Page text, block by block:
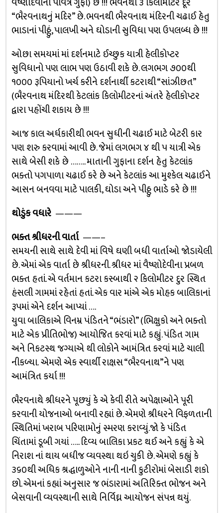
“ભૈરવનાથનું મદિર” છે. ભવનથી ભૈરવનાથ મંદિરની ચઢાઈ હેતુ
ભાડાનાં પીઠ્ઠું, પાલખી અને ઘોડાની સુવિધા પણ ઉપલબ્ધ છે !!!
ઓછા સમયમાં માં દર્શનમાટે ઈચ્છુક યાત્રી હેલીકોપ્ટર
સુવિધાનો પણ લાભ પણ ઉઠાવી શકે છે. લગભગ ૭૦૦થી
૧૦૦૦ રૂપિયાનો ખર્ચ કરીને દર્શનાર્થી કટરાથી “સાંઝીછત”
(ભૈરવનાથ મંદિરથી કેટલાંક કિલોમીટરનાં અંતરે હેલીકોપ્ટર
દ્વારા પહોંચી શકાય છે !!!
આજ કાલ અર્ધકારીથી ભવન સુધીની ચઢાઈ માટે બેટરી કાર
પણ શરુ કરવામાં આવી છે. જેમાં લગભગ ૪ થી ૫ યાત્રી એક
સાથે બેસી શકે છે …….. માતાની ગુફાના દર્શન હેતુ કેટલાંક
ભક્તો પગપાળા ચઢાઈ કરે છે અને કેટલાંક આ મુશ્કેલ ચઢાઈને
આસન બનવવા માટે પાલકી, ઘોડા અને પીઠ્ઠુ ભાડે કરે છે !!!
થોડુંક વધારે———
ભક્ત શ્રીધરની વાર્તા——–
સમયની સાથે સાથે દેવી માં વિષે ઘણી બધી વાર્તાઓ જોડાયેલી
છે. એમાં એક વાર્તા છે શ્રીધરની. શ્રીધર માં વૈષ્ણોદેવીના પ્રબળ
ભક્ત હતાં. એ વર્તમાન કટરા કસ્બાથી ૨ કિલોમીટર દુર સ્થિત
હંસલી ગામમાં રહેતાં હતાં. એક વાર માંએ એક મોહક બાલિકાનાં
રૂપમાં એને દર્શન આપ્યાં ….
યુવા બાલિકાએ વિનમ્ર પંડિતને “ભંડારો” (ભિક્ષુકો અને ભક્તો
માટે એક પ્રીતિભોજ) આયોજિત કરવાં માટે કહ્યું. પંડિત ગામ
અને નિકટસ્થ જગ્યાએ થી લોકોને આમંત્રિત કરવાં માટે ચાલી
નીકળ્યા. એમણે એક સ્વાર્થી રાક્ષસ “ભૈરવનાથ”ને પણ
આમંત્રિત કર્યા !!!
ભૈરવનાથે શ્રીધરને પૂછ્યું કે એ કેવી રીતે અપેક્ષાઓને પૂરી
કરવાની યોજનાઓ બનાવી રહ્યાં છે. એમણે શ્રીધરને વિફળતાની
સ્થિતિમાં ખરાબ પરિણામોનું સ્મરણ કરાવ્યું.જો કે પંડિત
ચિંતામાં ડૂબી ગયાં ….. દિવ્ય બાલિકા પ્રકટ થઈ અને કહ્યું કે એ
નિરાશ નાં થાય બધીજ વ્યવસ્થા થઇ ચુકી છે. એમણે કહ્યું કે
૩૬૦થી અધિક શ્રદ્ધાળુઓને નાની નાની કુટીરોમાં બેસાડી શકો
છો. એમનાં કહ્યાં અનુસાર જ ભંડારામાં અતિરિક્ત ભોજન અને
બેસવાની વ્યવસ્થાની સાથે નિર્વિઘ્ન આયોજન સંપન્ન થયું.